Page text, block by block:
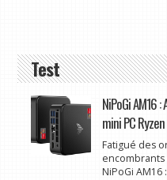
Test
NiPoGi AM16
mini PC Ryzen
Fatigué des
encombrants
NiPoGi AM16